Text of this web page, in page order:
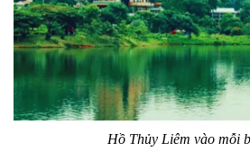
Hồ Thủy Liêm vào mỗi